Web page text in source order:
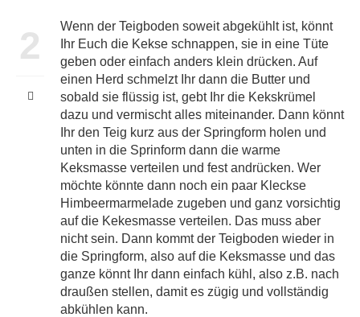
2
Wenn der Teigboden soweit abgekühlt ist, könnt
Ihr Euch die Kekse schnappen, sie in eine Tüte
geben oder einfach anders klein drücken. Auf
einen Herd schmelzt Ihr dann die Butter und
sobald sie flüssig ist, gebt Ihr die Kekskrümel
dazu und vermischt alles miteinander. Dann könnt
Ihr den Teig kurz aus der Springform holen und
unten in die Sprinform dann die warme
Keksmasse verteilen und fest andrücken. Wer
möchte könnte dann noch ein paar Kleckse
Himbeermarmelade zugeben und ganz vorsichtig
auf die Kekesmasse verteilen. Das muss aber
nicht sein. Dann kommt der Teigboden wieder in
die Springform, also auf die Keksmasse und das
ganze könnt Ihr dann einfach kühl, also z.B. nach
draußen stellen, damit es zügig und vollständig
abkühlen kann.